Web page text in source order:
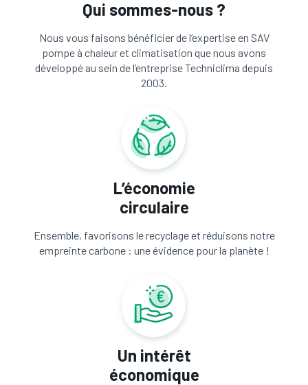
Qui sommes-nous ?
Nous vous faisons bénéficier de l’expertise en SAV
pompe à chaleur et climatisation que nous avons
développé au sein de l’entreprise Techniclima depuis
2003.
L’économie
circulaire
Ensemble, favorisons le recyclage et réduisons notre
empreinte carbone : une évidence pour la planète !
Un intérêt
économique